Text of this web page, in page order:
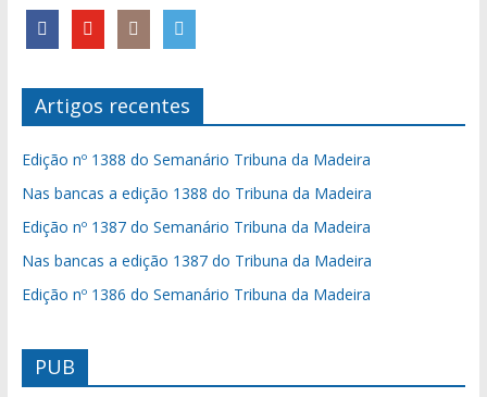
Artigos recentes
Edição nº 1388 do Semanário Tribuna da Madeira
Nas bancas a edição 1388 do Tribuna da Madeira
Edição nº 1387 do Semanário Tribuna da Madeira
Nas bancas a edição 1387 do Tribuna da Madeira
Edição nº 1386 do Semanário Tribuna da Madeira
PUB